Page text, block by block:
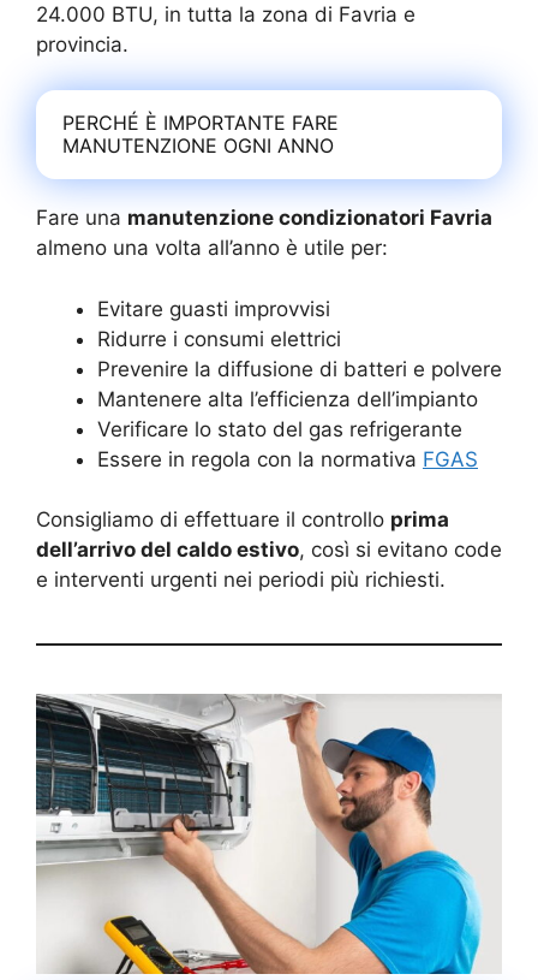
24.000 BTU, in tutta la zona di Favria e
provincia.
PERCHÉ È IMPORTANTE FARE
MANUTENZIONE OGNI ANNO
Fare una manutenzione condizionatori Favria
almeno una volta all’anno è utile per:
Evitare guasti improvvisi
Ridurre i consumi elettrici
Prevenire la diffusione di batteri e polvere
Mantenere alta l’efficienza dell’impianto
Verificare lo stato del gas refrigerante
Essere in regola con la normativa FGAS
Consigliamo di effettuare il controllo prima
dell’arrivo del caldo estivo, così si evitano code
e interventi urgenti nei periodi più richiesti.